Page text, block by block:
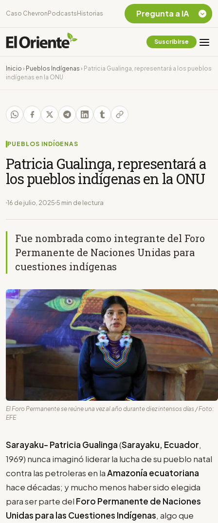
Caso Chevron Podcasts Historias
Suscribirse
Inicio › Pueblos Indígenas › Patricia Gualinga, representará a los pueblos
indígenas en la ONU
PUEBLOS INDÍGENAS
Patricia Gualinga, representará a
los pueblos indígenas en la ONU
16 de julio, 2025 5 min de lectura
Fue nombrada como integrante del Foro
Permanente de Naciones Unidas para
cuestiones indígenas
El Foro Permanente se reúne una vez al año durante diez intensos días / Foto:
EFE
Sarayaku- Patricia Gualinga(Sarayaku, Ecuador,
1969) nunca imaginó liderar la lucha de su pueblo natal
contra las petroleras en laAmazonía ecuatoriana
hace décadas; y mucho menos haber sido elegida
para ser parte del Foro Permanente de Naciones
Unidas para las Cuestiones Indígenas, algo que
Pregunta a IA
Chevron Ecuador